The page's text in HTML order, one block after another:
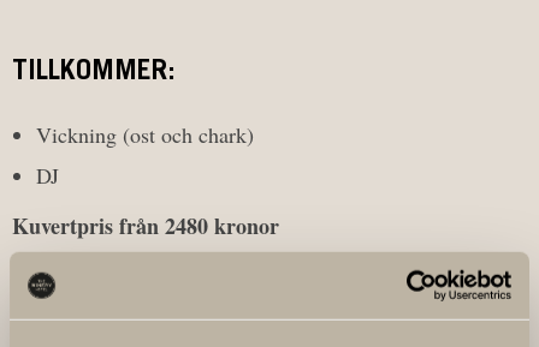
TILLKOMMER:
Vickning (ost och chark)
DJ
Kuvertpris från 2480 kronor
Kontakta oss för en skräddarsydd offert.